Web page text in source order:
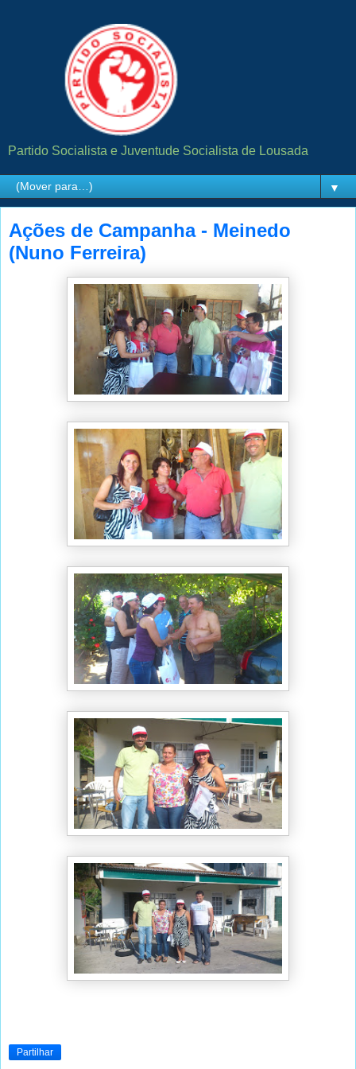
Partido Socialista e Juventude Socialista de Lousada
▼
Ações de Campanha - Meinedo
(Nuno Ferreira)
Partilhar